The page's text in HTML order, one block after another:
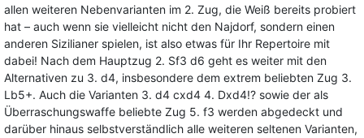
allen weiteren Nebenvarianten im 2. Zug, die Weiß bereits probiert
hat – auch wenn sie vielleicht nicht den Najdorf, sondern einen
anderen Sizilianer spielen, ist also etwas für Ihr Repertoire mit
dabei! Nach dem Hauptzug 2. Sf3 d6 geht es weiter mit den
Alternativen zu 3. d4, insbesondere dem extrem beliebten Zug 3.
Lb5+. Auch die Varianten 3. d4 cxd4 4. Dxd4!? sowie der als
Überraschungswaffe beliebte Zug 5. f3 werden abgedeckt und
darüber hinaus selbstverständlich alle weiteren seltenen Varianten,